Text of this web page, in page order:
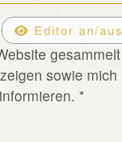
Editor an/aus
gesammelt
sowie mich
*